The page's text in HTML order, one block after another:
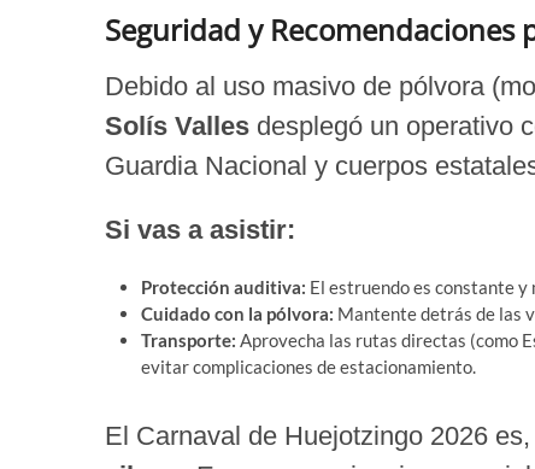
Seguridad y Recomendaciones
Debido al uso masivo de pólvora
Solís Valles desplegó un operativo
Guardia Nacional y cuerpos
Si vas a asistir:
Protección auditiva: El estruendo es constante y
Cuidado con la pólvora: Mantente detrás de las
Transporte: Aprovecha las rutas directas (como
evitar complicaciones de estacionamiento.
El Carnaval de Huejotzingo 2026